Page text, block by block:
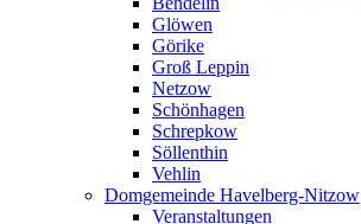
Glöwen
Görike
Groß Leppin
Netzow
Schönhagen
Schrepkow
Söllenthin
Vehlin
Domgemeinde Havelberg-Nitzow
Veranstaltungen